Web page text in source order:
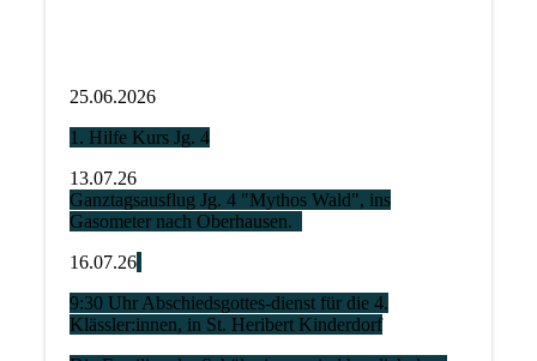
25.06.2026
1. Hilfe Kurs Jg. 4
13.07.26
Ganztagsausflug Jg. 4 "Mythos Wald", ins
Gasometer nach Oberhausen.
16.07.26
9:30 Uhr Abschiedsgottes-dienst für die 4.
Klässler:innen, in St. Heribert Kinderdorf